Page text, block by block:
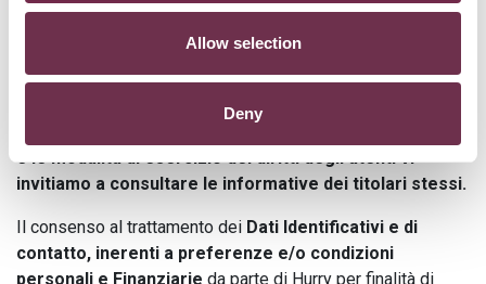
Allow selection
Deny
obbligo normativo. Un eventuale rifiuto di comunicare i dati
sopra indicati, potrebbe comportare l’impossibilità di
Per ogni ulteriore informazione inerente i trattamenti
e le modalità di esercizio dei diritti degli atenti vi
invitiamo a consultare le informative dei titolari stessi.
Il consenso al trattamento dei Dati Identificativi e di
contatto, inerenti a preferenze e/o condizioni
personali e Finanziarie da parte di Hurry per finalità di